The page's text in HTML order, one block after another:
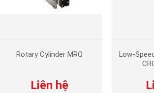
Rotary Cylinder MRQ
Liên hệ
Low-